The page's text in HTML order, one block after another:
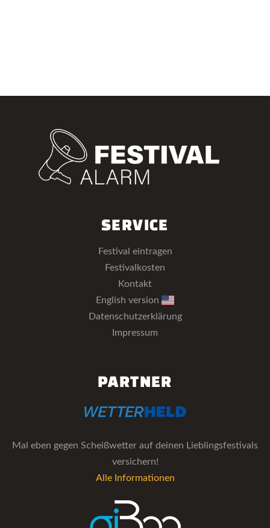
SERVICE
Festival eintragen
Festivalkosten
Kontakt
English version
Datenschutzerklärung
Impressum
PARTNER
Mal eben gegen Scheißwetter auf deinen Lieblingsfestivals
versichern!
Alle Informationen